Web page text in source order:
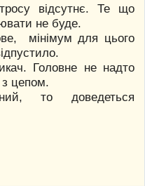
відсутнє. Те що
не буде.
мінімум для цього
Головне не надто
цепом.
то доведеться